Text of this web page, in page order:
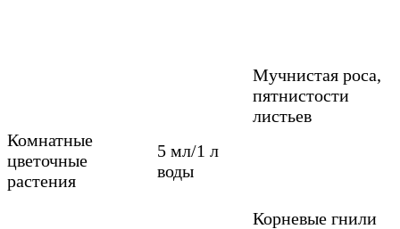
Комнатные
цветочные
растения
5 мл/1 л
воды
Мучнистая роса,
пятнистости
листьев
Корневые гнили